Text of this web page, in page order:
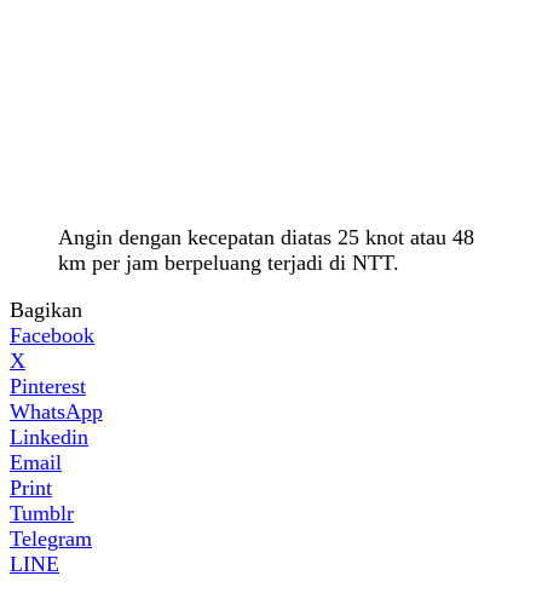
Angin dengan kecepatan diatas 25 knot atau 48
km per jam berpeluang terjadi di NTT.
Bagikan
Facebook
X
Pinterest
WhatsApp
Linkedin
Email
Print
Tumblr
Telegram
LINE